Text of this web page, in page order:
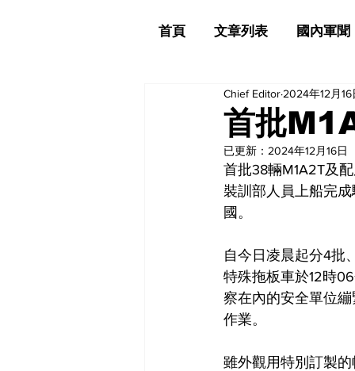
首批
Chief Editor 2024年12月16
已更新： 2024年12月16日
首批38輛M1A2T及
裝訓部人員上船完
國。
自今日凌晨起分4批
特殊拖板車於12時
察在內的安全單位
作業。
雖外觀用特別訂製
首頁 文章列表 國內軍聞